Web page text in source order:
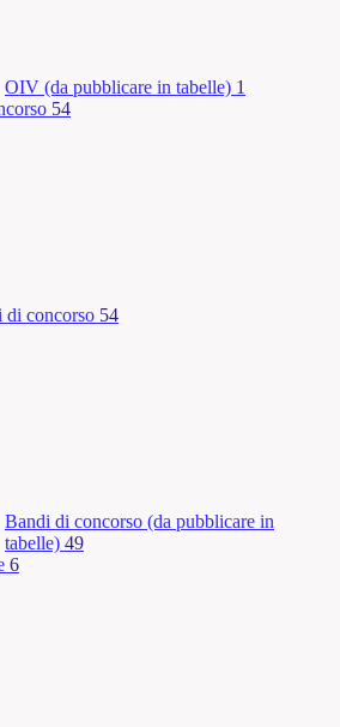
OIV (da pubblicare in tabelle) 1
54
di concorso 54
Bandi di concorso (da pubblicare in
tabelle) 49
6